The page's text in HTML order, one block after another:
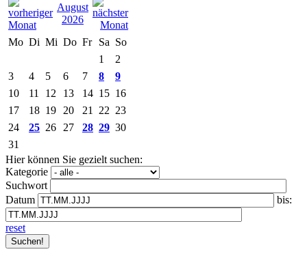
August
2026
Mo Di Mi Do Fr Sa So
1
2
3
4 5 6 7 8
9
10
11 12 13 14 15 16
17
18 19 20 21 22 23
24
25 26 27 28 29 30
31
Hier können Sie gezielt suchen:
Kategorie
Suchwort
Datum
bis:
reset